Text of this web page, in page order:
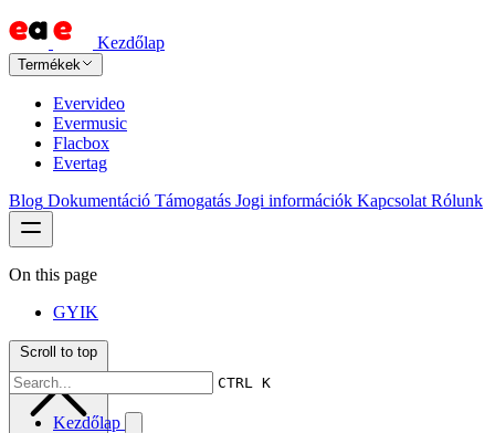
Kezdőlap
Termékek
Evervideo
Evermusic
Flacbox
Evertag
Blog Dokumentáció Támogatás Jogi információk Kapcsolat Rólunk
CTRL K
Kezdőlap
On this page
GYIK
Scroll to top